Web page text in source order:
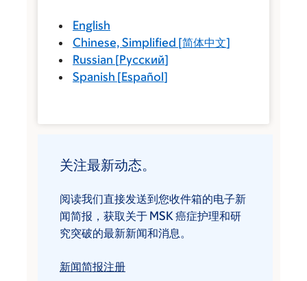
English
Chinese, Simplified [简体中文]
Russian [Русский]
Spanish [Español]
关注最新动态。
阅读我们直接发送到您收件箱的电子新
闻简报，获取关于 MSK 癌症护理和研
究突破的最新新闻和消息。
新闻简报注册